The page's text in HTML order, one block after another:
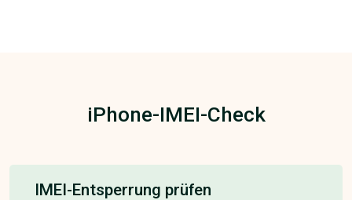
iPhone-IMEI-Check
IMEI-Entsperrung prüfen